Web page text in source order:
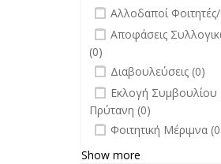
undefined
Αλλοδαποί Φοιτητές/
undefined
Αποφάσεις
(0)
undefined
Διαβουλεύσεις (0)
undefined
Εκλογή Συμβουλίου
Πρύτανη (0)
undefined
Φοιτητική Μέριμνα
Show more